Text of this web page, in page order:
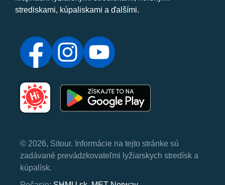
strediskami, kúpaliskami a ďalšími.
© 2026, Sitour. Informácie na tejto stránke sú
zadávané prevádzkovateľmi lyžiarskych stredísk a
kúpalísk.